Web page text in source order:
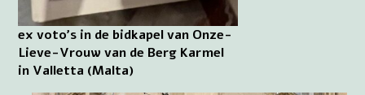
ex voto’s in de bidkapel van Onze-
Lieve-Vrouw van de Berg Karmel
in Valletta (Malta)